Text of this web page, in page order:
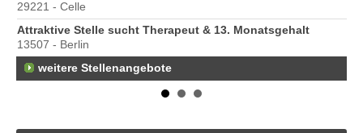
29221 - Celle
Attraktive Stelle sucht Therapeut & 13. Monatsgehalt
13507 - Berlin
weitere Stellenangebote